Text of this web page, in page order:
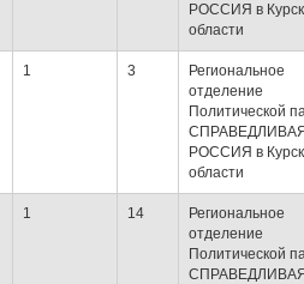
РОССИЯ в
области
1 3
Региональное
отделение
Политической
РОССИЯ в
области
1 14
Региональное
отделение
Политической